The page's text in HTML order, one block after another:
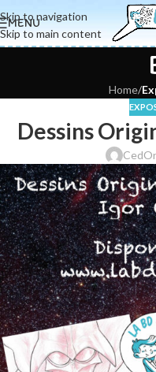
Skip to navigation
Skip to main content
MENU
Home/
Dessins
Ced